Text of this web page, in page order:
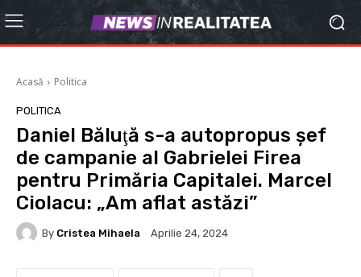
Acasă Politica
POLITICA
Daniel Băluţă s-a autopropus șef
de campanie al Gabrielei Firea
pentru Primăria Capitalei. Marcel
Ciolacu: „Am aflat astăzi”
By Cristea Mihaela Aprilie 24, 2024